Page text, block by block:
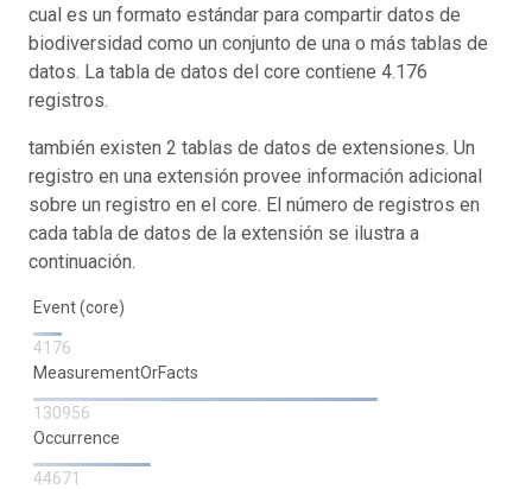
cual es un formato estándar para compartir datos de
biodiversidad como un conjunto de una o más tablas de
datos. La tabla de datos del core contiene 4.176
registros.
también existen 2 tablas de datos de extensiones. Un
registro en una extensión provee información adicional
sobre un registro en el core. El número de registros en
cada tabla de datos de la extensión se ilustra a
continuación.
Event (core)
4176
MeasurementOrFacts
130956
Occurrence
44671